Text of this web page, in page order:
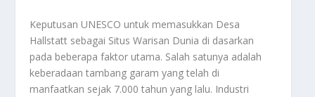
Keputusan UNESCO untuk memasukkan Desa
Hallstatt sebagai Situs Warisan Dunia di dasarkan
pada beberapa faktor utama. Salah satunya adalah
keberadaan tambang garam yang telah di
manfaatkan sejak 7.000 tahun yang lalu. Industri